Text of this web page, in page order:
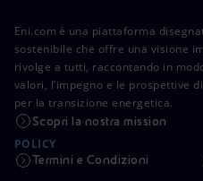
Eni.com è una piattaforma
sostenibile che offre una visione
rivolge a tutti, raccontando in
valori, l’impegno e le prospettive
per la transizione energetica.
Scopri la nostra mission
POLICY
Termini e Condizioni